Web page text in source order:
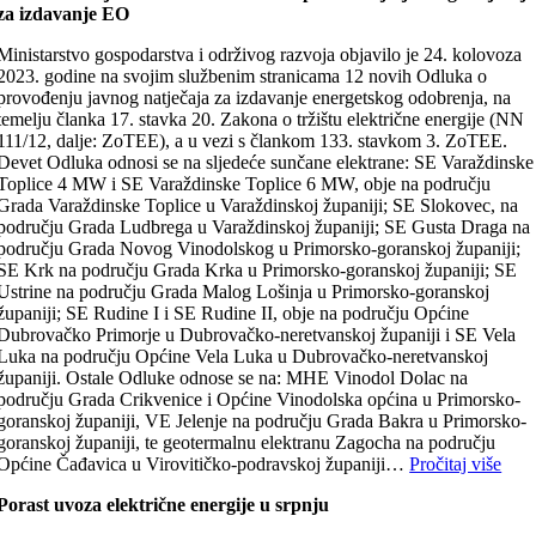
izdavanje EO
gospodarstva i održivog razvoja objavilo je 24. kolovoza
godine na svojim službenim stranicama 12 novih Odluka o
javnog natječaja za izdavanje energetskog odobrenja, na
članka 17. stavka 20. Zakona o tržištu električne energije (NN
12, dalje: ZoTEE), a u vezi s člankom 133. stavkom 3. ZoTEE.
Odluka odnosi se na sljedeće sunčane elektrane: SE Varaždinske
4 MW i SE Varaždinske Toplice 6 MW, obje na području
Varaždinske Toplice u Varaždinskoj županiji; SE Slokovec, na
Grada Ludbrega u Varaždinskoj županiji; SE Gusta Draga na
Grada Novog Vinodolskog u Primorsko-goranskoj županiji;
Krk na području Grada Krka u Primorsko-goranskoj županiji; SE
na području Grada Malog Lošinja u Primorsko-goranskoj
SE Rudine I i SE Rudine II, obje na području Općine
Primorje u Dubrovačko-neretvanskoj županiji i SE Vela
na području Općine Vela Luka u Dubrovačko-neretvanskoj
Ostale Odluke odnose se na: MHE Vinodol Dolac na
Grada Crikvenice i Općine Vinodolska općina u Primorsko-
županiji, VE Jelenje na području Grada Bakra u Primorsko-
županiji, te geotermalnu elektranu Zagocha na području
Čađavica u Virovitičko-podravskoj županiji…Pročitaj više
uvoza električne energije u srpnju